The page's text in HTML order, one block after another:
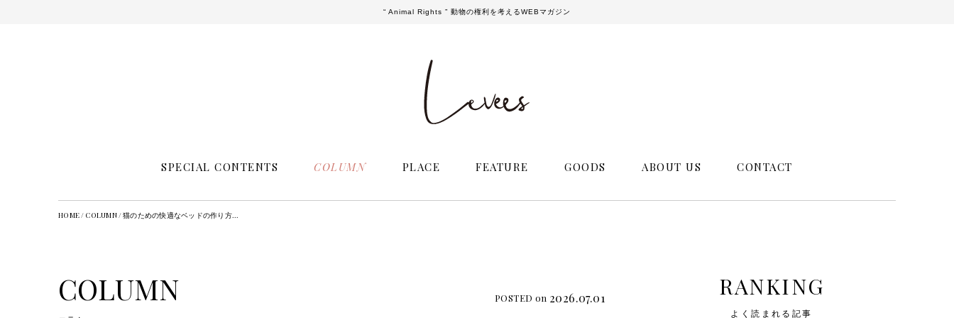
“ Animal Rights ” 動物の権利を考えるWEBマガジン
SPECIAL CONTENTS COLUMN PLACE FEATURE GOODS ABOUT US CONTACT
HOME / COLUMN /猫のための快適なベッドの作り方...
COLUMN POSTED on 2026.07.01 RANKING
よく読まれる記事